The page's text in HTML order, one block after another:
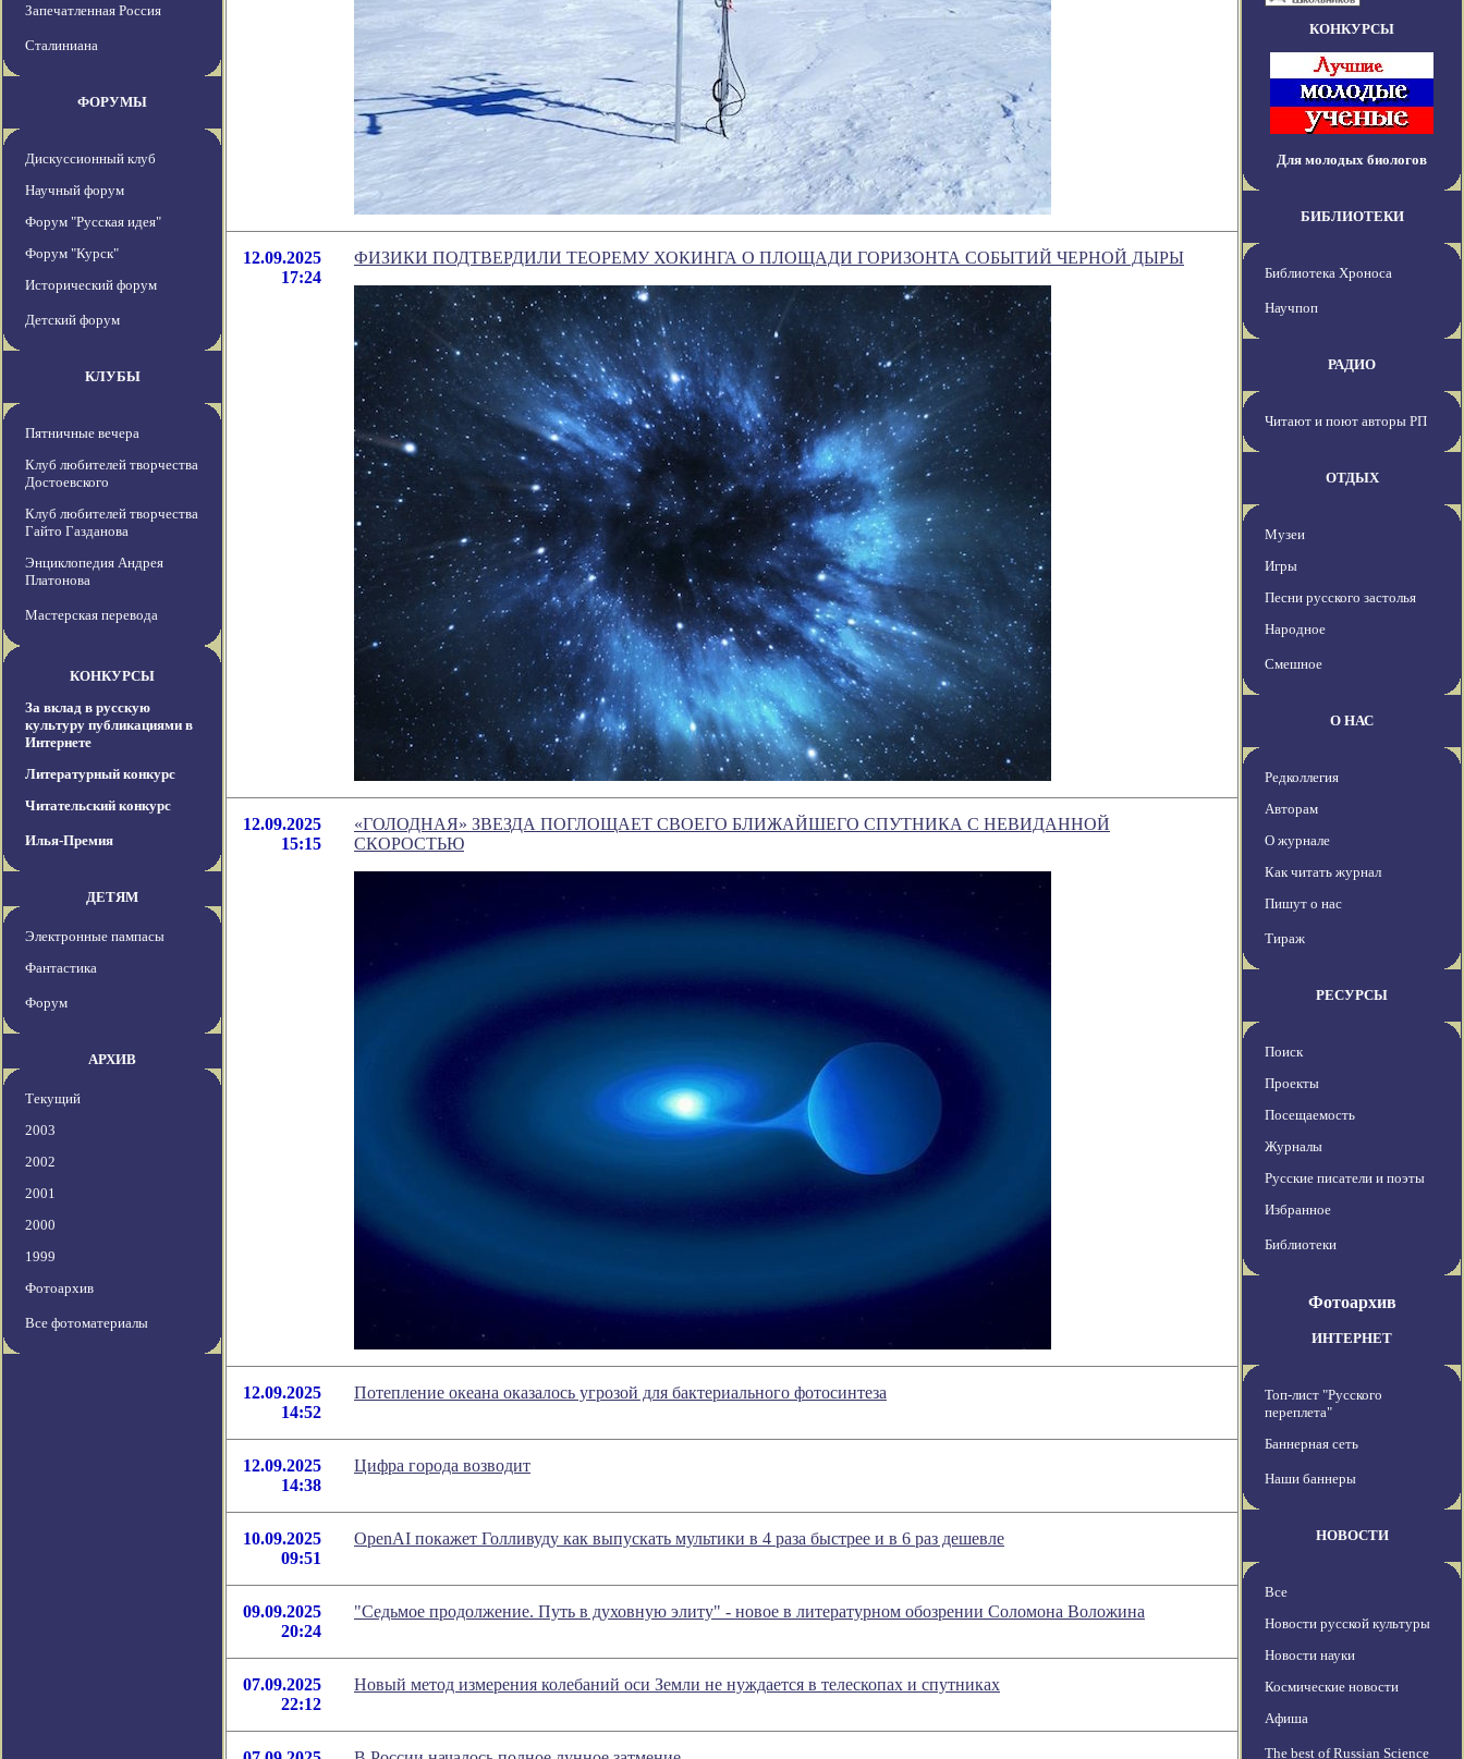
Запечатленная Россия
Сталиниана
ФОРУМЫ
Дискуссионный клуб
Научный форум
Форум "Русская идея"
Форум "Курск"
Исторический форум
Детский форум
КЛУБЫ
Пятничные вечера
Клуб любителей творчества
Достоевского
Клуб любителей творчества
Гайто Газданова
Энциклопедия Андрея
Платонова
Мастерская перевода
КОНКУРСЫ
За вклад в русскую
культуру публикациями в
Интернете
Литературный конкурс
Читательский конкурс
Илья-Премия
ДЕТЯМ
Электронные пампасы
Фантастика
Форум
АРХИВ
Текущий
2003
2002
2001
2000
1999
Фотоархив
Все фотоматериалы
12.09.2025
17:24
ФИЗИКИ ПОДТВЕРДИЛИ ТЕОРЕМУ ХОКИНГА О ПЛОЩАДИ ГОРИЗОНТА СОБЫТИЙ ЧЕРНОЙ ДЫРЫ
12.09.2025
15:15
«ГОЛОДНАЯ» ЗВЕЗДА ПОГЛОЩАЕТ СВОЕГО БЛИЖАЙШЕГО СПУТНИКА С НЕВИДАННОЙ
СКОРОСТЬЮ
12.09.2025
14:52
Потепление океана оказалось угрозой для бактериального фотосинтеза
12.09.2025
14:38
Цифра города возводит
10.09.2025
09:51
OpenAI покажет Голливуду как выпускать мультики в 4 раза быстрее и в 6 раз дешевле
09.09.2025
20:24
"Седьмое продолжение. Путь в духовную элиту" - новое в литературном обозрении Соломона Воложина
07.09.2025
22:12
Новый метод измерения колебаний оси Земли не нуждается в телескопах и спутниках
КОНКУРСЫ
Для молодых биологов
БИБЛИОТЕКИ
Библиотека Хроноса
Научпоп
РАДИО
Читают и поют авторы РП
ОТДЫХ
Музеи
Игры
Песни русского застолья
Народное
Смешное
О НАС
Редколлегия
Авторам
О журнале
Как читать журнал
Пишут о нас
Тираж
РЕСУРСЫ
Поиск
Проекты
Посещаемость
Журналы
Русские писатели и поэты
Избранное
Библиотеки
Фотоархив
ИНТЕРНЕТ
Топ-лист "Русского
переплета"
Баннерная сеть
Наши баннеры
НОВОСТИ
Все
Новости русской культуры
Новости науки
Космические новости
Афиша
The best of Russian Science